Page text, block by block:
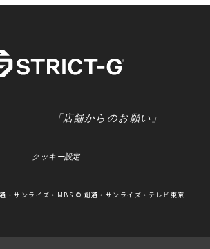
「店舗からのお願い」
クッキー設定
・サンライズ・MBS © 創通・サンライズ・テレビ東京